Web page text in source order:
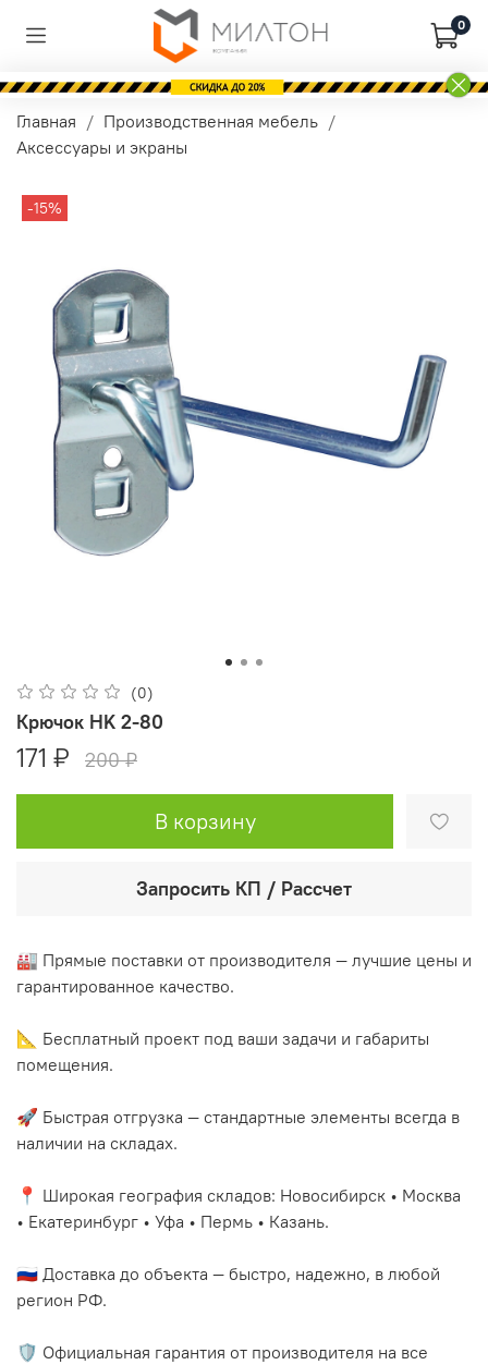
0
Главная
Производственная мебель
Аксессуары и экраны
-15%
(0)
Крючок HK 2-80
171 ₽ 200 ₽
В корзину
Запросить КП / Рассчет
🏭 Прямые поставки от производителя — лучшие цены и
гарантированное качество.
📐 Бесплатный проект под ваши задачи и габариты
помещения.
🚀 Быстрая отгрузка — стандартные элементы всегда в
наличии на складах.
📍 Широкая география складов: Новосибирск • Москва
• Екатеринбург • Уфа • Пермь • Казань.
🇷🇺 Доставка до объекта — быстро, надежно, в любой
регион РФ.
🛡️ Официальная гарантия от производителя на все